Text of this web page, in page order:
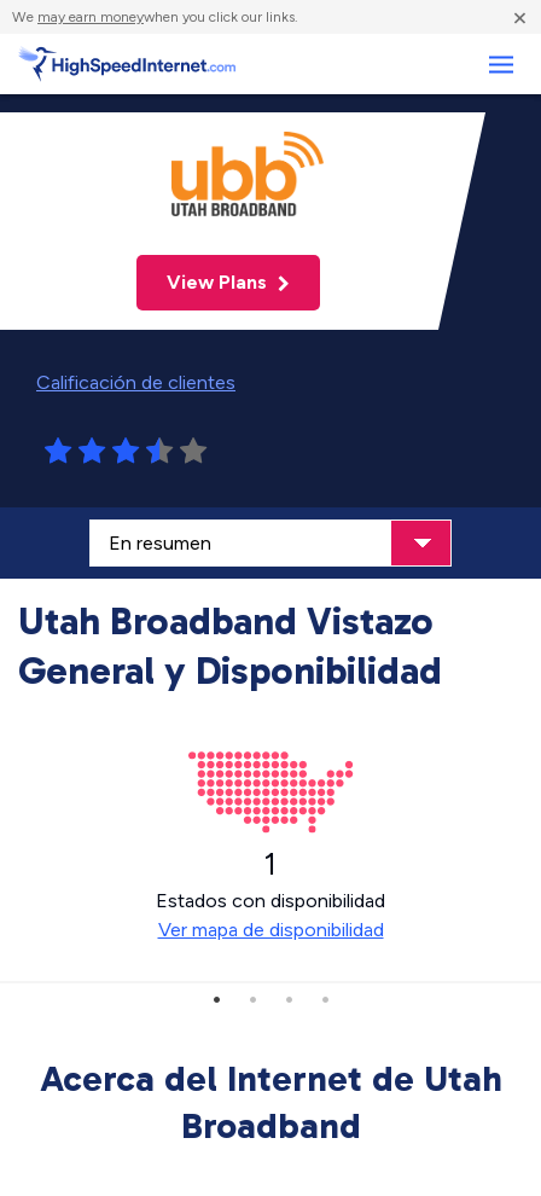
We may earn moneywhen you click our links. ×
View Plans
Calificación de clientes
Utah Broadband Vistazo
General y Disponibilidad
1
Estados con disponibilidad
Ver mapa de disponibilidad
Acerca del Internet de Utah
Broadband